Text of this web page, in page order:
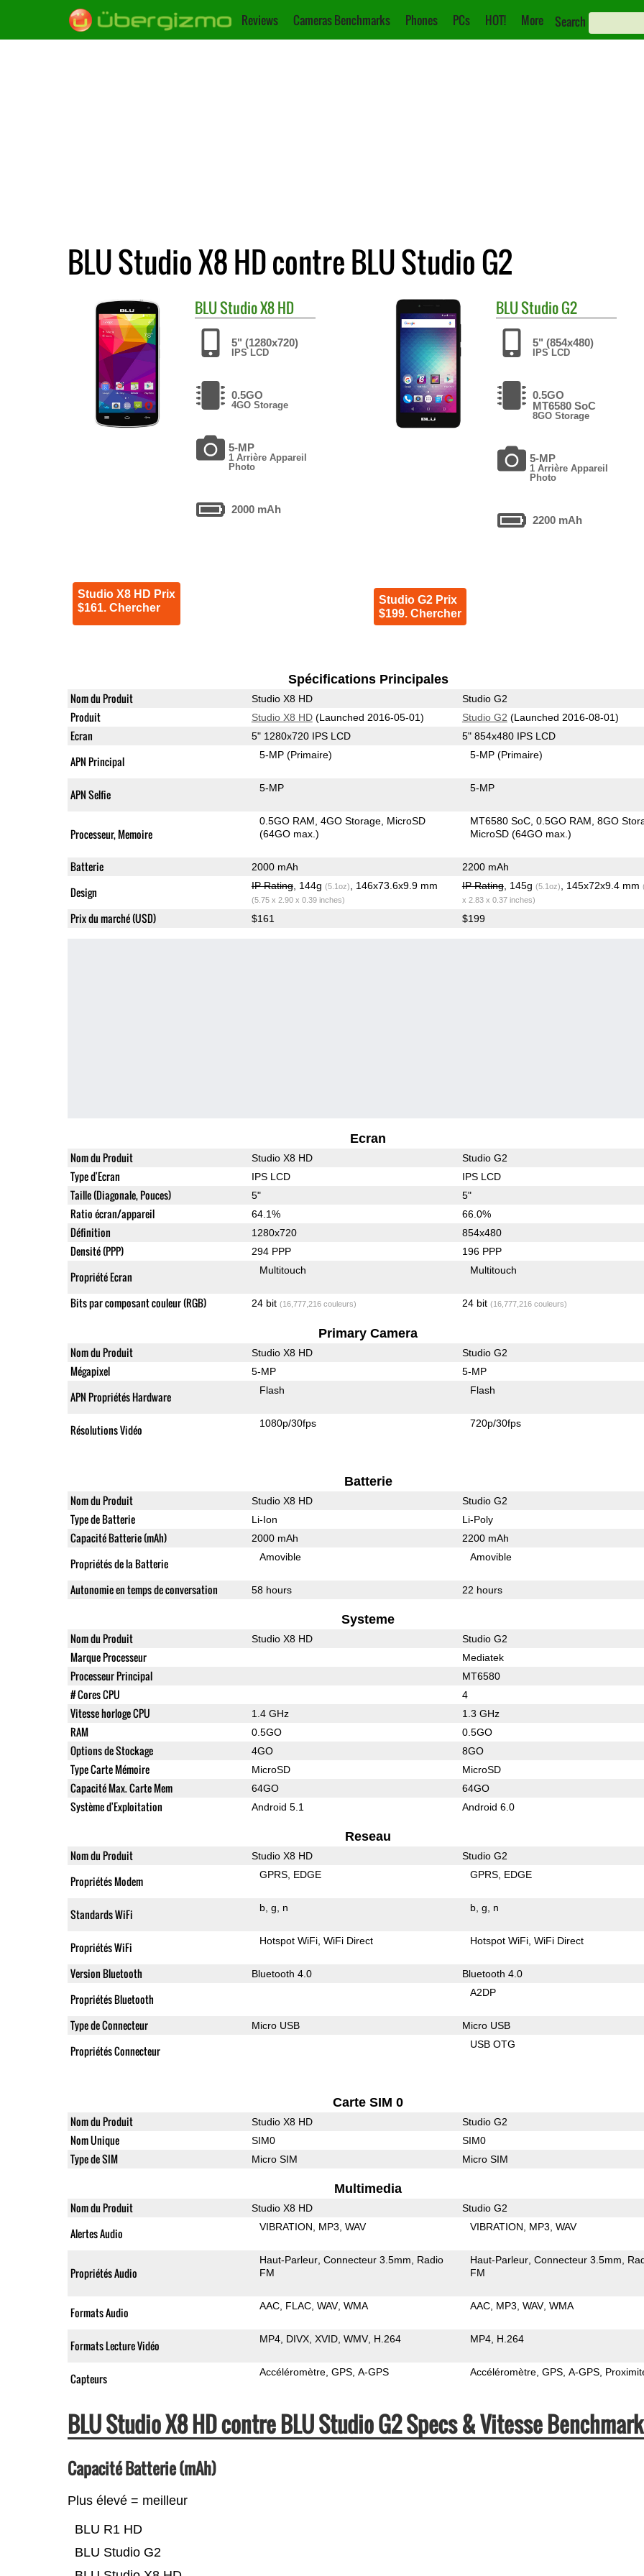
Reviews Cameras Benchmarks Phones PCs HOT! More Search
BLU Studio X8 HD contre BLU Studio G2
BLUStudio X8 HD
5" (1280x720)
IPS LCD
0.5GO
4GO Storage
5-MP
1 Arrière Appareil
Photo
2000 mAh
Studio X8 HD Prix
$161. Chercher
BLUStudio G2
5" (854x480)
IPS LCD
0.5GO
MT6580 SoC
8GO Storage
5-MP
1 Arrière Appareil
Photo
2200 mAh
Studio G2 Prix
$199. Chercher
Spécifications Principales
Nom du Produit Studio X8 HD Studio G2
Produit Studio X8 HD(Launched 2016-05-01) Studio G2 (Launched 2016-08-01)
Ecran 5" 1280x720 IPS LCD 5" 854x480 IPS LCD
APN Principal 5-MP(Primaire) 5-MP(Primaire)
APN Selfie 5-MP 5-MP
Processeur, Memoire
0.5GO RAM 4GO Storage MicroSD
(64GO max.)
MT6580 SoC 0.5GO RAM 8GO
MicroSD (64GO max.)
Batterie 2000 mAh 2200 mAh
Design IP Rating, 144g (5.1oz) , 146x73.6x9.9 mm
(5.75 x 2.90 x 0.39 inches)
IP Rating, 145g (5.1oz) , 145x72x9.4 mm
x 2.83 x 0.37 inches)
Prix du marché (USD) $161 $199
Ecran
Nom du Produit Studio X8 HD Studio G2
Type d'Ecran IPS LCD IPS LCD
Taille (Diagonale, Pouces) 5" 5"
Ratio écran/appareil 64.1% 66.0%
Définition 1280x720 854x480
Densité (PPP) 294 PPP 196 PPP
Propriété Ecran Multitouch Multitouch
Bits par composant couleur (RGB) 24 bit (16,777,216 couleurs) 24 bit (16,777,216 couleurs)
Primary Camera
Nom du Produit Studio X8 HD Studio G2
Mégapixel 5-MP 5-MP
APN Propriétés Hardware Flash Flash
Résolutions Vidéo 1080p/30fps 720p/30fps
Batterie
Nom du Produit Studio X8 HD Studio G2
Type de Batterie Li-Ion Li-Poly
Capacité Batterie (mAh) 2000 mAh 2200 mAh
Propriétés de la Batterie Amovible Amovible
Autonomie en temps de conversation 58 hours 22 hours
Systeme
Nom du Produit Studio X8 HD Studio G2
Marque Processeur Mediatek
Processeur Principal MT6580
# Cores CPU 4
Vitesse horloge CPU 1.4 GHz 1.3 GHz
RAM 0.5GO 0.5GO
Options de Stockage 4GO 8GO
Type Carte Mémoire MicroSD MicroSD
Capacité Max. Carte Mem 64GO 64GO
Système d'Exploitation Android 5.1 Android 6.0
Reseau
Nom du Produit Studio X8 HD Studio G2
Propriétés Modem GPRS EDGE GPRS EDGE
Standards WiFi b g n b g n
Propriétés WiFi Hotspot WiFi WiFi Direct Hotspot WiFi WiFi Direct
Version Bluetooth Bluetooth 4.0 Bluetooth 4.0
Propriétés Bluetooth A2DP
Type de Connecteur Micro USB Micro USB
Propriétés Connecteur USB OTG
Carte SIM 0
Nom du Produit Studio X8 HD Studio G2
Nom Unique SIM0 SIM0
Type de SIM Micro SIM Micro SIM
Multimedia
Nom du Produit Studio X8 HD Studio G2
Alertes Audio VIBRATION MP3 WAV VIBRATION MP3 WAV
Propriétés Audio
Haut-Parleur Connecteur 3.5mm
Radio
FM
Haut-Parleur Connecteur 3.5mm
FM
Formats Audio AAC FLAC WAV WMA AAC MP3 WAV WMA
Formats Lecture Vidéo MP4 DIVX XVID WMV H.264 MP4 H.264
Capteurs Accéléromètre GPS A-GPS Accéléromètre GPS A-GPS
BLU Studio X8 HD contre BLU Studio G2 Specs & Vitesse
Capacité Batterie (mAh)
Plus élevé = meilleur
BLU Studio G2
BLU R1 HD